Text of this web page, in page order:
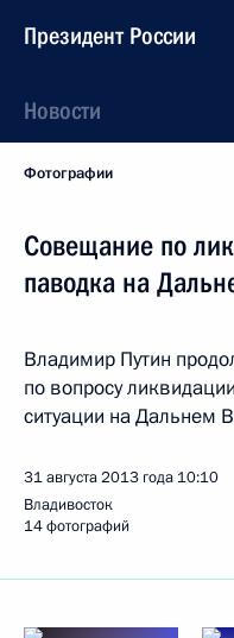
Президент России
Новости
Фотографии
Совещание по
паводка на
Владимир Путин
по вопросу
ситуации на Дальнем
31 августа 2013 года 10:10
Владивосток
14 фотографий